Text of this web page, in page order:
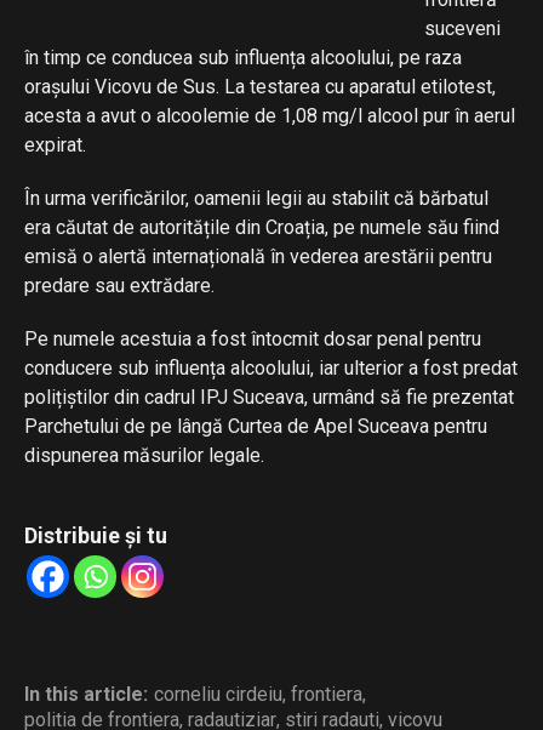
suceveni
în timp ce conducea sub influența alcoolului, pe raza
orașului Vicovu de Sus. La testarea cu aparatul etilotest,
acesta a avut o alcoolemie de 1,08 mg/l alcool pur în aerul
expirat.
În urma verificărilor, oamenii legii au stabilit că bărbatul
era căutat de autoritățile din Croația, pe numele său fiind
emisă o alertă internațională în vederea arestării pentru
predare sau extrădare.
Pe numele acestuia a fost întocmit dosar penal pentru
conducere sub influența alcoolului, iar ulterior a fost predat
polițiștilor din cadrul IPJ Suceava, urmând să fie prezentat
Parchetului de pe lângă Curtea de Apel Suceava pentru
dispunerea măsurilor legale.
Distribuie și tu
In this article: corneliu cirdeiu, frontiera,
politia de frontiera, radautiziar, stiri radauti, vicovu